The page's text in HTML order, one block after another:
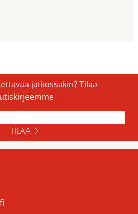
jatkossakin? Tilaa
TILAA